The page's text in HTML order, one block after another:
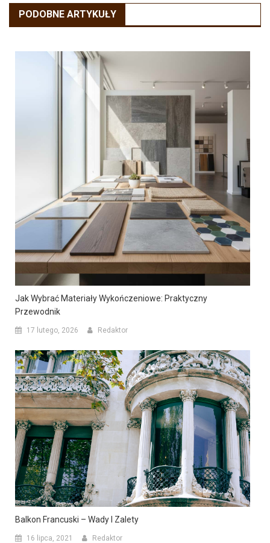
wpisu
PODOBNE ARTYKUŁY
Jak Wybrać Materiały Wykończeniowe: Praktyczny
Przewodnik
17 lutego, 2026 Redaktor
Balkon Francuski – Wady I Zalety
16 lipca, 2021 Redaktor